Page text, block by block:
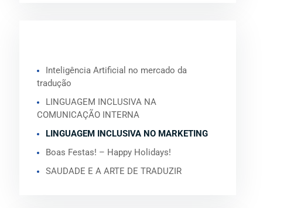
Inteligência Artificial no mercado da
tradução
LINGUAGEM INCLUSIVA NA
COMUNICAÇÃO INTERNA
LINGUAGEM INCLUSIVA NO MARKETING
Boas Festas! – Happy Holidays!
SAUDADE E A ARTE DE TRADUZIR